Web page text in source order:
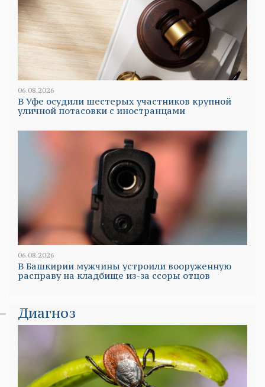
06.08.2026
В Уфе осудили шестерых участников крупной
уличной потасовки с иностранцами
06.08.2026
В Башкирии мужчины устроили вооруженную
расправу на кладбище из-за ссоры отцов
Диагноз